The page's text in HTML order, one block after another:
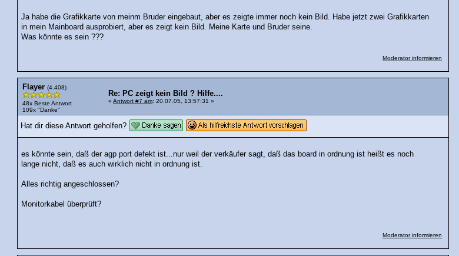
Ja habe die Grafikkarte von meinm Bruder eingebaut, aber es zeigte immer noch kein Bild. Habe jetzt zwei Grafikkarten
in mein Mainboard ausprobiert, aber es zeigt kein Bild. Meine Karte und Bruder seine.
Was könnte es sein ???
Moderator informieren
Flayer (4.408)
48x Beste Antwort
109x "Danke"
Re: PC zeigt kein Bild ? Hilfe....
« Antwort #7 am: 20.07.05, 13:57:31 »
Hat dir diese Antwort geholfen?
es könnte sein, daß der agp port defekt ist...nur weil der verkäufer sagt, daß das board in ordnung ist heißt es noch
lange nicht, daß es auch wirklich nicht in ordnung ist.
Alles richtig angeschlossen?
Monitorkabel überprüft?
Moderator informieren